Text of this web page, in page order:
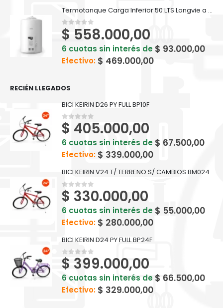
Termotanque Carga Inferior 50 LTS Longvie a gas - T3050CF
0out of 5
$ 558.000,00
6 cuotas sin interés de $ 93.000,00
Efectivo: $ 469.000,00
RECIÉN LLEGADOS
BICI KEIRIN D26 PY FULL BP10F
0out of 5
$ 405.000,00
6 cuotas sin interés de $ 67.500,00
Efectivo: $ 339.000,00
BICI KEIRIN V24 T/ TERRENO S/ CAMBIOS BM024
0out of 5
$ 330.000,00
6 cuotas sin interés de $ 55.000,00
Efectivo: $ 280.000,00
BICI KEIRIN D24 PY FULL BP24F
0out of 5
$ 399.000,00
6 cuotas sin interés de $ 66.500,00
Efectivo: $ 329.000,00